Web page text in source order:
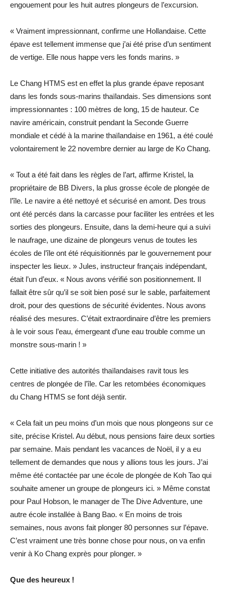
engouement pour les huit autres plongeurs de l’excursion.
« Vraiment impressionnant, confirme une Hollandaise. Cette
épave est tellement immense que j’ai été prise d’un sentiment
de vertige. Elle nous happe vers les fonds marins. »
Le Chang HTMS est en effet la plus grande épave reposant
dans les fonds sous-marins thaïlandais. Ses dimensions sont
impressionnantes : 100 mètres de long, 15 de hauteur. Ce
navire américain, construit pendant la Seconde Guerre
mondiale et cédé à la marine thaïlandaise en 1961, a été coulé
volontairement le 22 novembre dernier au large de Ko Chang.
« Tout a été fait dans les règles de l’art, affirme Kristel, la
propriétaire de BB Divers, la plus grosse école de plongée de
l’île. Le navire a été nettoyé et sécurisé en amont. Des trous
ont été percés dans la carcasse pour faciliter les entrées et les
sorties des plongeurs. Ensuite, dans la demi-heure qui a suivi
le naufrage, une dizaine de plongeurs venus de toutes les
écoles de l’île ont été réquisitionnés par le gouvernement pour
inspecter les lieux. » Jules, instructeur français indépendant,
était l’un d’eux. « Nous avons vérifié son positionnement. Il
fallait être sûr qu’il se soit bien posé sur le sable, parfaitement
droit, pour des questions de sécurité évidentes. Nous avons
réalisé des mesures. C’était extraordinaire d’être les premiers
à le voir sous l’eau, émergeant d’une eau trouble comme un
monstre sous-marin ! »
Cette initiative des autorités thaïlandaises ravit tous les
centres de plongée de l’île. Car les retombées économiques
du Chang HTMS se font déjà sentir.
« Cela fait un peu moins d’un mois que nous plongeons sur ce
site, précise Kristel. Au début, nous pensions faire deux sorties
par semaine. Mais pendant les vacances de Noël, il y a eu
tellement de demandes que nous y allions tous les jours. J’ai
même été contactée par une école de plongée de Koh Tao qui
souhaite amener un groupe de plongeurs ici. » Même constat
pour Paul Hobson, le manager de The Dive Adventure, une
autre école installée à Bang Bao. « En moins de trois
semaines, nous avons fait plonger 80 personnes sur l’épave.
C’est vraiment une très bonne chose pour nous, on va enfin
venir à Ko Chang exprès pour plonger. »
Que des heureux !